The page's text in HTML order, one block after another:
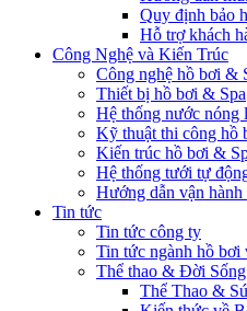
Quy định bảo
Hỗ trợ khách
Công Nghệ và Kiến Trúc
Công nghệ hồ bơi &
Thiết bị hồ bơi & Spa
Hệ thống nước nóng
Kỹ thuật thi công hồ
Kiến trúc hồ bơi &
Hệ thống tưới tự
Hướng dẫn vận
Tin tức
Tin tức công ty
Tin tức ngành hồ bơi
Thể thao & Đời Sống
Thể Thao &